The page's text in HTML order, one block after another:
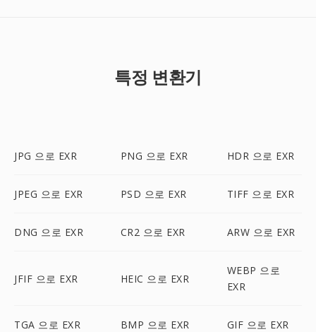
특정 변환기
JPG 으로 EXR PNG 으로 EXR HDR 으로 EXR
JPEG 으로 EXR PSD 으로 EXR TIFF 으로 EXR
DNG 으로 EXR CR2 으로 EXR ARW 으로 EXR
JFIF 으로 EXR HEIC 으로 EXR
WEBP 으로
EXR
TGA 으로 EXR BMP 으로 EXR GIF 으로 EXR